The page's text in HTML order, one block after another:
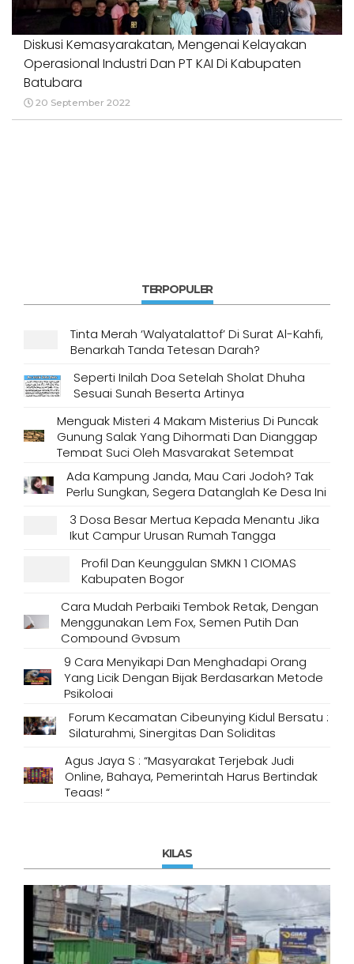
Diskusi Kemasyarakatan, Mengenai Kelayakan
Operasional Industri Dan PT KAI Di Kabupaten
Batubara
20 September 2022
TERPOPULER
Tinta Merah ‘Walyatalattof’ Di Surat Al-Kahfi,
Benarkah Tanda Tetesan Darah?
Seperti Inilah Doa Setelah Sholat Dhuha
Sesuai Sunah Beserta Artinya
Menguak Misteri 4 Makam Misterius Di Puncak
Gunung Salak Yang Dihormati Dan Dianggap
Tempat Suci Oleh Masyarakat Setempat
Ada Kampung Janda, Mau Cari Jodoh? Tak
Perlu Sungkan, Segera Datanglah Ke Desa Ini
3 Dosa Besar Mertua Kepada Menantu Jika
Ikut Campur Urusan Rumah Tangga
Profil Dan Keunggulan SMKN 1 CIOMAS
Kabupaten Bogor
Cara Mudah Perbaiki Tembok Retak, Dengan
Menggunakan Lem Fox, Semen Putih Dan
Compound Gypsum
9 Cara Menyikapi Dan Menghadapi Orang
Yang Licik Dengan Bijak Berdasarkan Metode
Psikologi
Forum Kecamatan Cibeunying Kidul Bersatu :
Silaturahmi, Sinergitas Dan Soliditas
Agus Jaya S : “Masyarakat Terjebak Judi
Online, Bahaya, Pemerintah Harus Bertindak
Tegas! “
KILAS